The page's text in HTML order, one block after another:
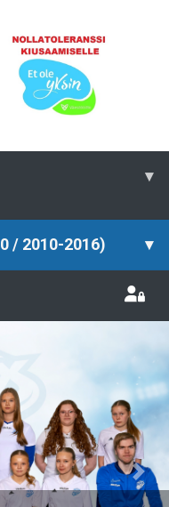
▾
/ 2010-2016) ▾